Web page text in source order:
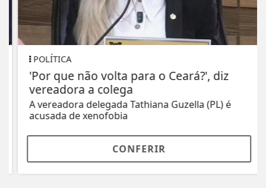
POLÍTICA
'Por que não volta para o Ceará?', diz
vereadora a colega
A vereadora delegada Tathiana Guzella (PL) é
acusada de xenofobia
CONFERIR